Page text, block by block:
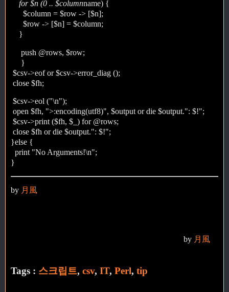
for $n (0 .. $columnname) {
$column = $row -> [$n];
$row -> [$n] = $column;
}
push @rows, $row;
}
$csv->eof or $csv->error_diag ();
close $fh;
$csv->eol ("\n");
open $fh, ">:encoding(utf8)", $output or die $output.": $!";
$csv->print ($fh, $_) for @rows;
close $fh or die $output.": $!";
}else {
print "No Arguments!\n";
}
by 月風
by 月風
Tags : 스크립트, csv, IT, Perl, tip